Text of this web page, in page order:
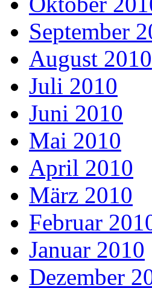
September
August 2010
Juli 2010
Juni 2010
Mai 2010
April 2010
März 2010
Februar
Januar 2010
Dezember